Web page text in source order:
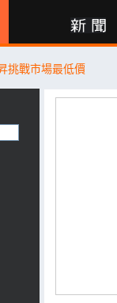
買賣
挑戰市場最低價